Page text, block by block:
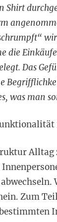
Shirt
die
Das
was man
Alltag
Zum